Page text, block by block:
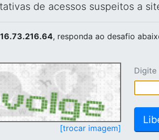
de acessos suspeitos a
, responda ao desafio
[trocar imagem]
Digite